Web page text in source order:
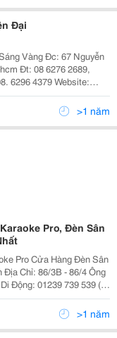
Đại
67 Nguyễn
2689,
4379 Website:
>1 năm
Pro, Đèn Sân
Nhất
Đèn Sân
>1 năm